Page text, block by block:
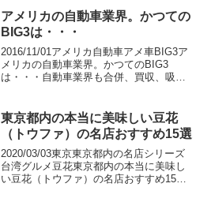
てしまうかもしれません。でも、この記
事を読めば大...
アメリカの自動車業界。かつての
BIG3は・・・
2016/11/01アメリカ自動車アメ車BIG3ア
メリカの自動車業界。かつてのBIG3
は・・・自動車業界も合併、買収、吸収
メーカーがどのグループに入っているか
わからなく...
東京都内の本当に美味しい豆花
（トウファ）の名店おすすめ15選
2020/03/03東京東京都内の名店シリーズ
台湾グルメ豆花東京都内の本当に美味し
い豆花（トウファ）の名店おすすめ15選